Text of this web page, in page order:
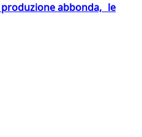
produzione abbonda, le